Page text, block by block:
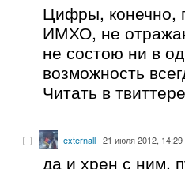
Цифры, конечно,
ИМХО, не
не состою ни в
возможность
Читать в
externall 21 июля 2012, 14:29
да и хрен с ним,